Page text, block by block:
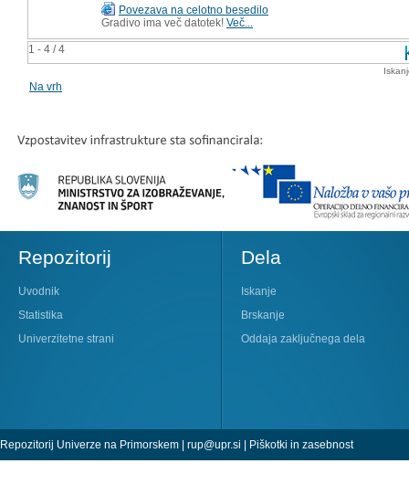
1 - 4 / 4
Povezava na celotno besedilo
Gradivo ima več datotek! Več...
Na vrh
Repozitorij
Uvodnik
Statistika
Univerzitetne strani
Dela
Iskanje
Brskanje
Oddaja zaključnega dela
Repozitorij Univerze na Primorskem | rup@upr.si | Piškotki in zasebnost